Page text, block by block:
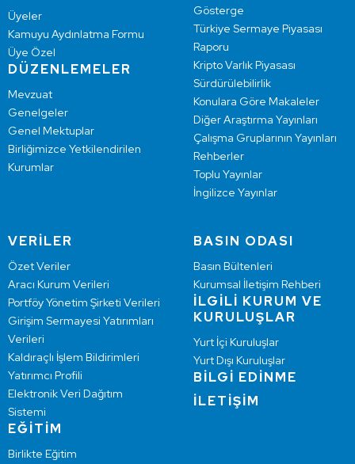
Üyeler
Kamuyu Aydınlatma Formu
Üye Özel
DÜZENLEMELER
Mevzuat
Genelgeler
Genel Mektuplar
Birliğimizce Yetkilendirilen
Kurumlar
Gösterge
Türkiye Sermaye Piyasası
Raporu
Kripto Varlık Piyasası
Sürdürülebilirlik
Konulara Göre Makaleler
Diğer Araştırma Yayınları
Çalışma Gruplarının Yayınları
Rehberler
Toplu Yayınlar
İngilizce Yayınlar
VERİLER
Özet Veriler
Aracı Kurum Verileri
Portföy Yönetim Şirketi Verileri
Girişim Sermayesi Yatırımları
Verileri
Kaldıraçlı İşlem Bildirimleri
Yatırımcı Profili
Elektronik Veri Dağıtım
Sistemi
EĞİTİM
Birlikte Eğitim
BASIN ODASI
Basın Bültenleri
Kurumsal İletişim Rehberi
İLGİLİ KURUM VE
KURULUŞLAR
Yurt İçi Kuruluşlar
Yurt Dışı Kuruluşlar
BİLGİ EDİNME
İLETİŞİM